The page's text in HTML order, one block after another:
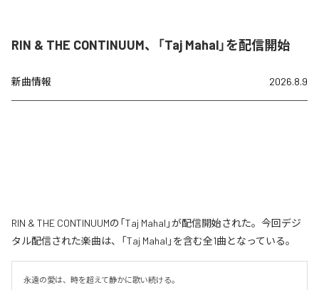
RIN & THE CONTINUUM、「Taj Mahal」を配信開始
新曲情報 2026.8.9
RIN & THE CONTINUUMの「Taj Mahal」が配信開始された。今回デジ
タル配信された楽曲は、「Taj Mahal」を含む全1曲となっている。
永遠の愛は、時を超えて静かに歌い続ける。